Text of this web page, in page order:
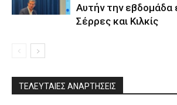
Αυτήν την εβδομάδα
Σέρρες και Κιλκίς
ΤΕΛΕΥΤΑΙΕΣ ΑΝΑΡΤΗΣΕΙΣ